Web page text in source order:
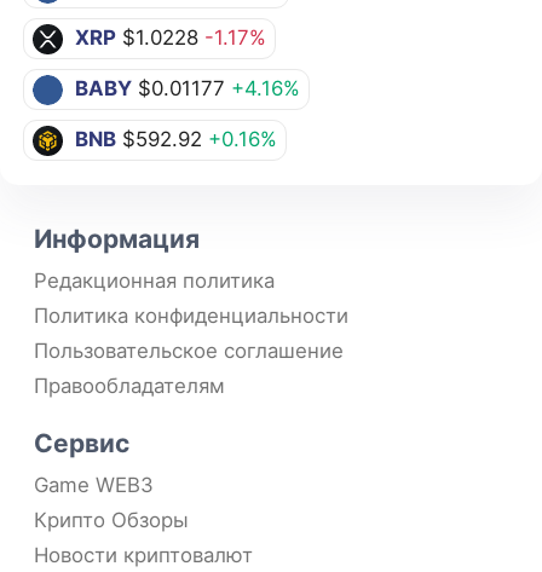
XRP $1.0228 -1.17%
BABY $0.01177 +4.16%
BNB $592.92 +0.16%
Информация
Редакционная политика
Политика конфиденциальности
Пользовательское соглашение
Правообладателям
Сервис
Game WEB3
Крипто Обзоры
Новости криптовалют